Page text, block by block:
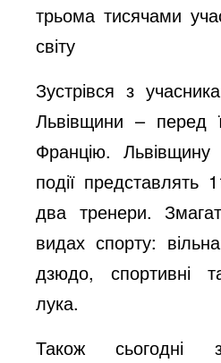
трьома тисячами
світу
Зустрівся з
Львівщини – перед
Францію.
події представлять
два тренери.
видах спорту:
дзюдо, спортивні
лука.
Також